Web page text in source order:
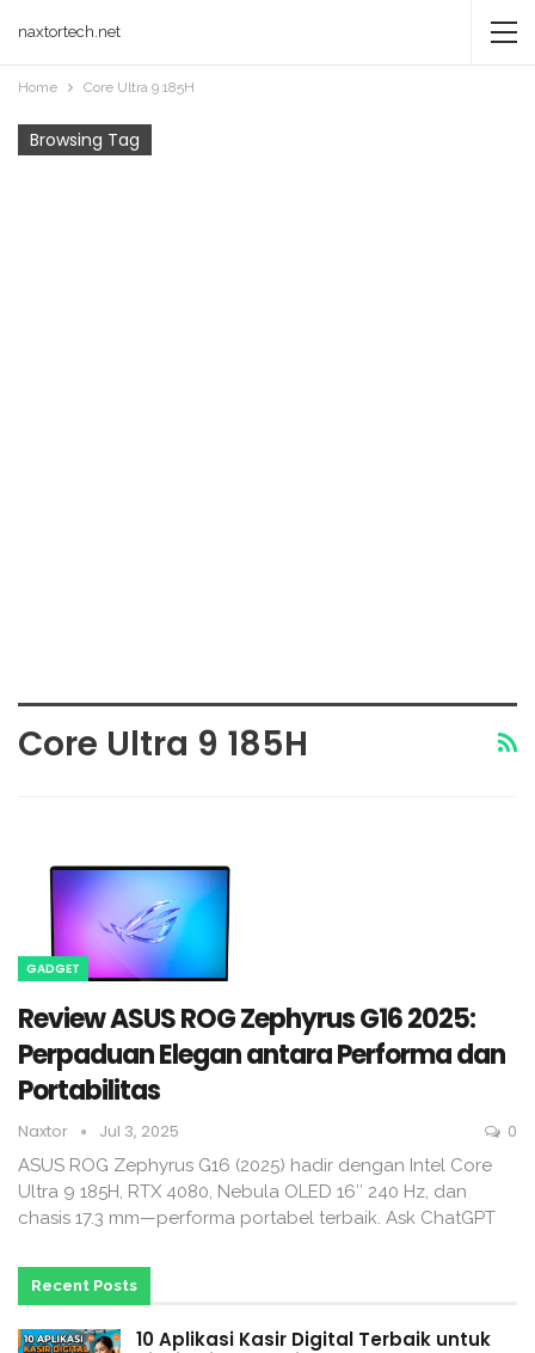
naxtortech.net
Home Core Ultra 9 185H
Browsing Tag
Core Ultra 9 185H
GADGET
Review ASUS ROG Zephyrus G16 2025:
Perpaduan Elegan antara Performa dan
Portabilitas
Naxtor Jul 3, 2025 0
ASUS ROG Zephyrus G16 (2025) hadir dengan Intel Core
Ultra 9 185H, RTX 4080, Nebula OLED 16″ 240 Hz, dan
chasis 17.3 mm—performa portabel terbaik. Ask ChatGPT
Recent Posts
10 Aplikasi Kasir Digital Terbaik untuk